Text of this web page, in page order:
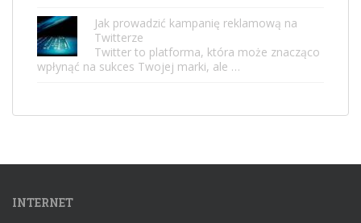
Jak prowadzić kampanię reklamową na
Twitterze
Twitter to platforma, która może znacząco
wpłynąć na sukces Twojej marki, ale …
INTERNET